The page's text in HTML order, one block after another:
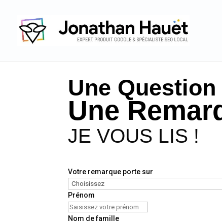
Une Question
Une
JE VOUS LIS !
Votre remarque porte sur
Prénom
Nom de famille